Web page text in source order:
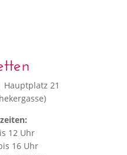
Hauptplatz 21
12 Uhr
16 Uhr